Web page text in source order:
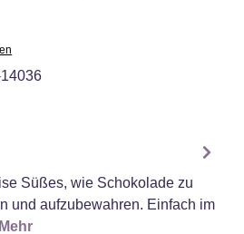
Süßes, wie Schokolade zu
und aufzubewahren. Einfach im
Mehr